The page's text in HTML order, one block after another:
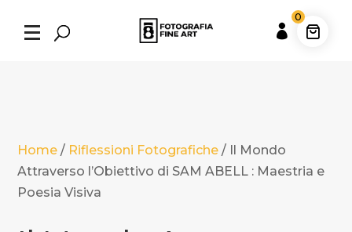

Home / Riflessioni Fotografiche / Il Mondo
Attraverso l’Obiettivo di SAM ABELL : Maestria e
Poesia Visiva
0